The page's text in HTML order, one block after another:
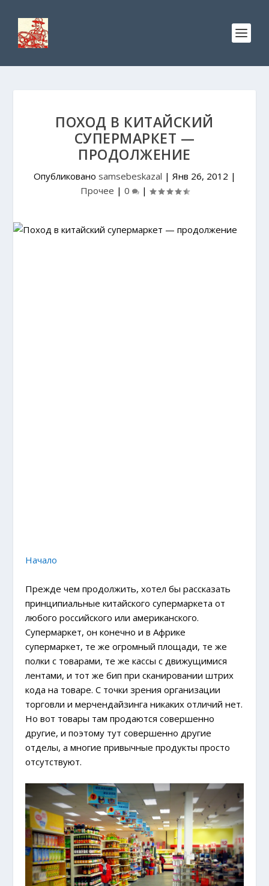
ПОХОД В КИТАЙСКИЙ
СУПЕРМАРКЕТ —
ПРОДОЛЖЕНИЕ
Опубликовано samsebeskazal | Янв 26, 2012 |
Прочее | 0 |
Начало
Прежде чем продолжить, хотел бы рассказать
принципиальные китайского супермаркета от
любого российского или американского.
Супермаркет, он конечно и в Африке
супермаркет, те же огромный площади, те же
полки с товарами, те же кассы с движущимися
лентами, и тот же бип при сканировании штрих
кода на товаре. С точки зрения организации
торговли и мерчендайзинга никаких отличий нет.
Но вот товары там продаются совершенно
другие, и поэтому тут совершенно другие
отделы, а многие привычные продукты просто
отсутствуют.